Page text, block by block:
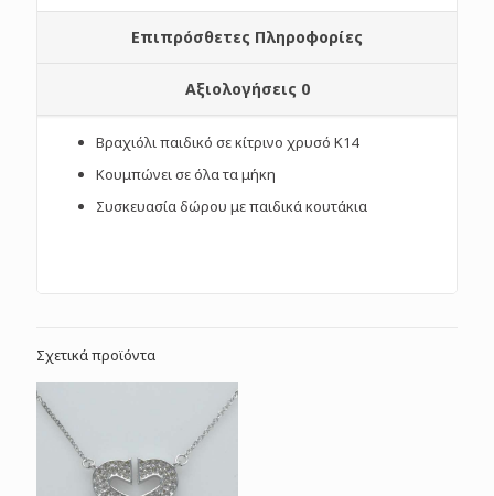
Επιπρόσθετες Πληροφορίες
Αξιολογήσεις 0
Βραχιόλι παιδικό σε κίτρινο χρυσό Κ14
Κουμπώνει σε όλα τα μήκη
Συσκευασία δώρου με παιδικά κουτάκια
Σχετικά προϊόντα